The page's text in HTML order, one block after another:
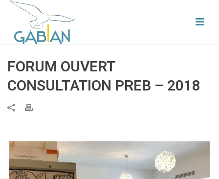
FORUM OUVERT
CONSULTATION PREB – 2018